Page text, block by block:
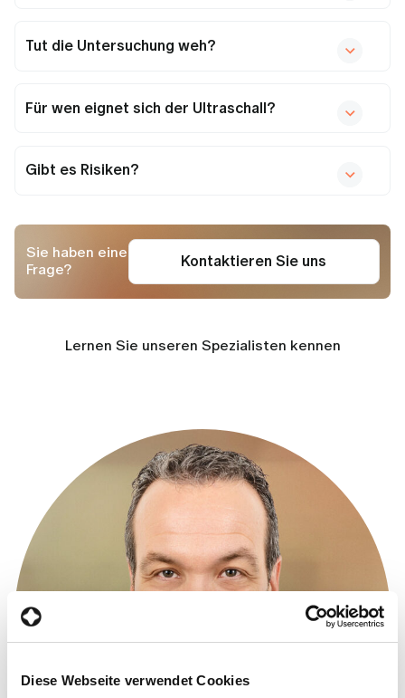
Diese Webseite verwendet Cookies
Tut die Untersuchung weh?
Für wen eignet sich der Ultraschall?
Gibt es Risiken?
Sie haben eine
Frage?
Kontaktieren Sie uns
Lernen Sie unseren Spezialisten kennen